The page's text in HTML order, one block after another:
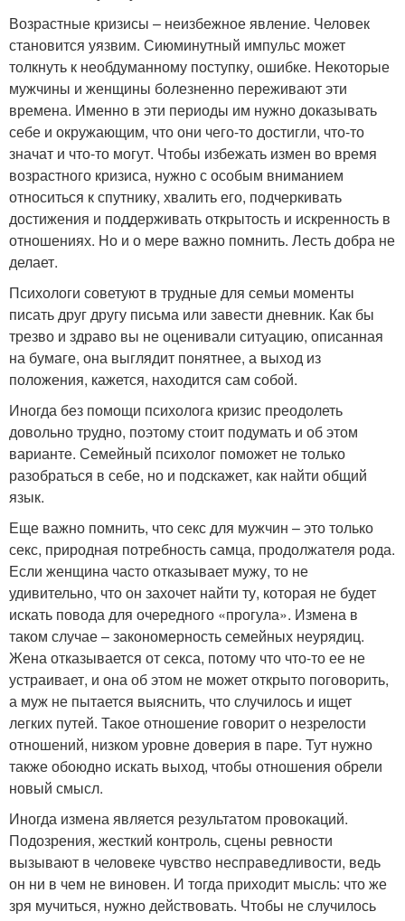
Возрастные кризисы – неизбежное явление. Человек
становится уязвим. Сиюминутный импульс может
толкнуть к необдуманному поступку, ошибке. Некоторые
мужчины и женщины болезненно переживают эти
времена. Именно в эти периоды им нужно доказывать
себе и окружающим, что они чего-то достигли, что-то
значат и что-то могут. Чтобы избежать измен во время
возрастного кризиса, нужно с особым вниманием
относиться к спутнику, хвалить его, подчеркивать
достижения и поддерживать открытость и искренность в
отношениях. Но и о мере важно помнить. Лесть добра не
делает.
Психологи советуют в трудные для семьи моменты
писать друг другу письма или завести дневник. Как бы
трезво и здраво вы не оценивали ситуацию, описанная
на бумаге, она выглядит понятнее, а выход из
положения, кажется, находится сам собой.
Иногда без помощи психолога кризис преодолеть
довольно трудно, поэтому стоит подумать и об этом
варианте. Семейный психолог поможет не только
разобраться в себе, но и подскажет, как найти общий
язык.
Еще важно помнить, что секс для мужчин – это только
секс, природная потребность самца, продолжателя рода.
Если женщина часто отказывает мужу, то не
удивительно, что он захочет найти ту, которая не будет
искать повода для очередного «прогула». Измена в
таком случае – закономерность семейных неурядиц.
Жена отказывается от секса, потому что что-то ее не
устраивает, и она об этом не может открыто поговорить,
а муж не пытается выяснить, что случилось и ищет
легких путей. Такое отношение говорит о незрелости
отношений, низком уровне доверия в паре. Тут нужно
также обоюдно искать выход, чтобы отношения обрели
новый смысл.
Иногда измена является результатом провокаций.
Подозрения, жесткий контроль, сцены ревности
вызывают в человеке чувство несправедливости, ведь
он ни в чем не виновен. И тогда приходит мысль: что же
зря мучиться, нужно действовать. Чтобы не случилось